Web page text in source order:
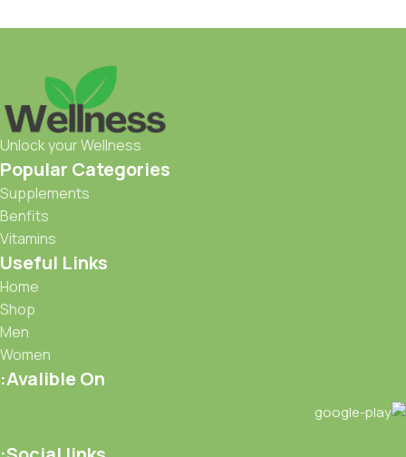
Unlock your Wellness
Popular Categories
Supplements
Benfits
Vitamins
Useful Links
Home
Shop
Men
Women
Avalible On: